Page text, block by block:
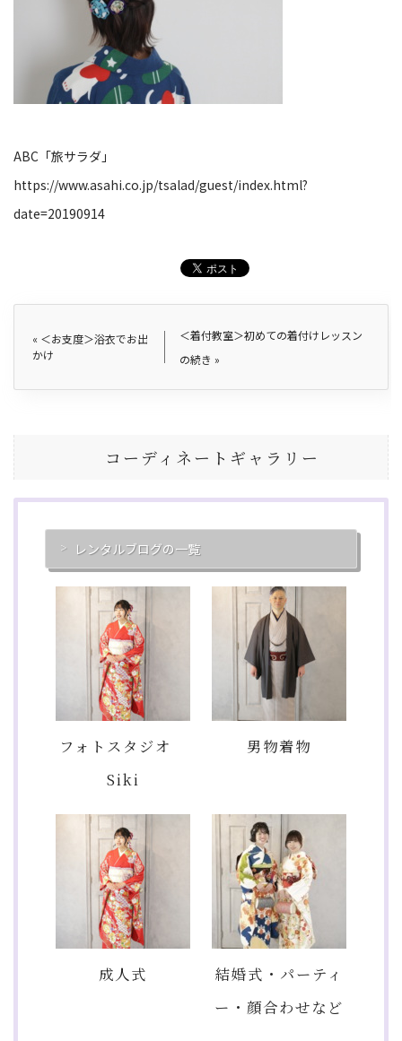
ABC「旅サラダ」
https://www.asahi.co.jp/tsalad/guest/index.html?
date=20190914
« ＜お支度＞浴衣でお出
かけ
＜着付教室＞初めての着付けレッスン
の続き »
コーディネートギャラリー
レンタルブログの一覧
フォトスタジオ
Siki
男物着物
成人式
結婚式・パーティ
ー・顔合わせなど